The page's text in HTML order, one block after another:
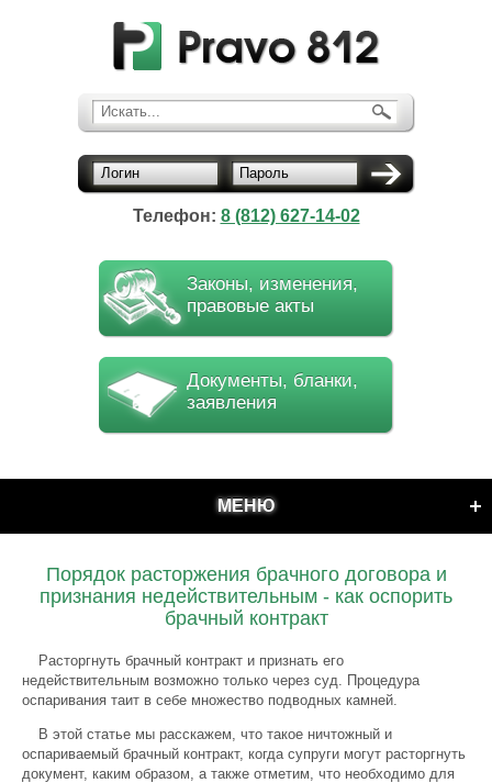
Искать...
Логин Пароль
Телефон: 8 (812) 627-14-02
Законы, изменения,
правовые акты
Документы, бланки,
заявления
МЕНЮ
Порядок расторжения брачного договора и
признания недействительным - как оспорить
брачный контракт
Расторгнуть брачный контракт и признать его
недействительным возможно только через суд. Процедура
оспаривания таит в себе множество подводных камней.
В этой статье мы расскажем, что такое ничтожный и
оспариваемый брачный контракт, когда супруги могут расторгнуть
документ, каким образом, а также отметим, что необходимо для